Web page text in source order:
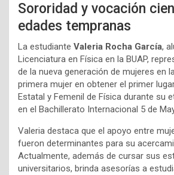
Sororidad y vocación
edades tempranas
La estudiante Valeria Rocha García,
Licenciatura en Física en la BUAP,
de la nueva generación de mujeres en
primera mujer en obtener el primer
Estatal y Femenil de Física durante su
en el Bachillerato Internacional 5 de
Valeria destaca que el apoyo entre
fueron determinantes para su
Actualmente, además de cursar sus
universitarios, brinda asesorías a